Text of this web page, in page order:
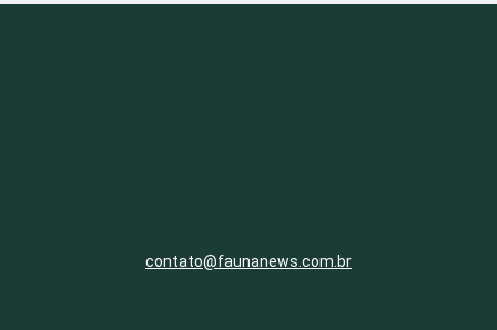
contato@faunanews.com.br